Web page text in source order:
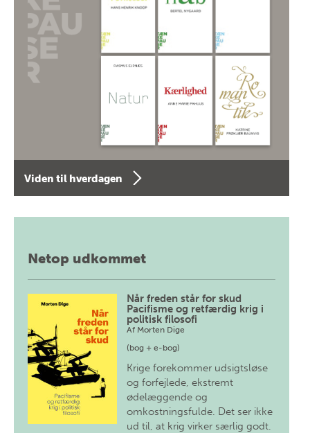
Viden til hverdagen
Netop udkommet
Når freden står for skud
Pacifisme og retfærdig krig i
politisk filosofi
Af Morten Dige
(bog + e-bog)
Krige forekommer udsigtsløse
og forfejlede, ekstremt
ødelæggende og
omkostningsfulde. Det ser ikke
ud til, at krig virker særlig godt.